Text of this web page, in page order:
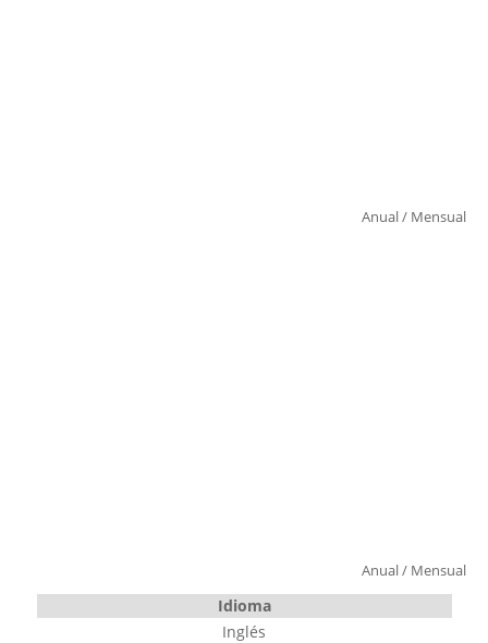
Anual/ Mensual
Anual/ Mensual
Idioma
Inglés